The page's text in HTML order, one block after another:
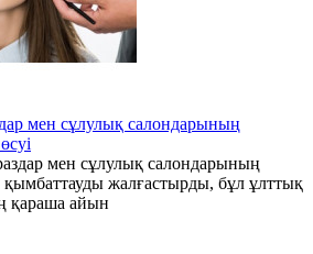
мен сұлулық салондарының
мен сұлулық салондарының
жалғастырды, бұл ұлттық
қараша айын